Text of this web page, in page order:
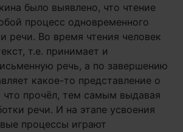
было выявлено, что чтение
процесс одновременного
речи. Во время чтения человек
т.е. принимает и
речь, а по завершению
какое-то представление о
что прочёл, тем самым выдавая
речи. И на этапе усвоения
процессы играют